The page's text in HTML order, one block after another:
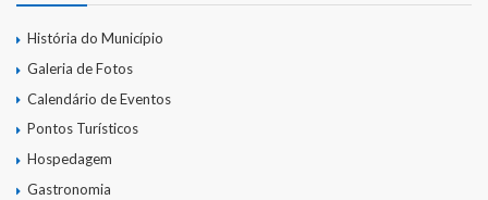
História do Município
Galeria de Fotos
Calendário de Eventos
Pontos Turísticos
Hospedagem
Gastronomia